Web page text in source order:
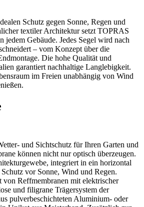
Schutz gegen Sonne, Regen und
textiler Architektur setzt TOPRAS
jedem Gebäude. Jedes Segel wird nach
– vom Konzept über die
Die hohe Qualität und
garantiert nachhaltige Langlebigkeit.
im Freien unabhängig von Wind
und Sichtschutz für Ihren Garten und
können nicht nur optisch überzeugen.
integriert in ein horizontal
vor Sonne, Wind und Regen.
Reffmembranen mit elektrischer
und filigrane Trägersystem der
pulverbeschichteten Aluminium- oder